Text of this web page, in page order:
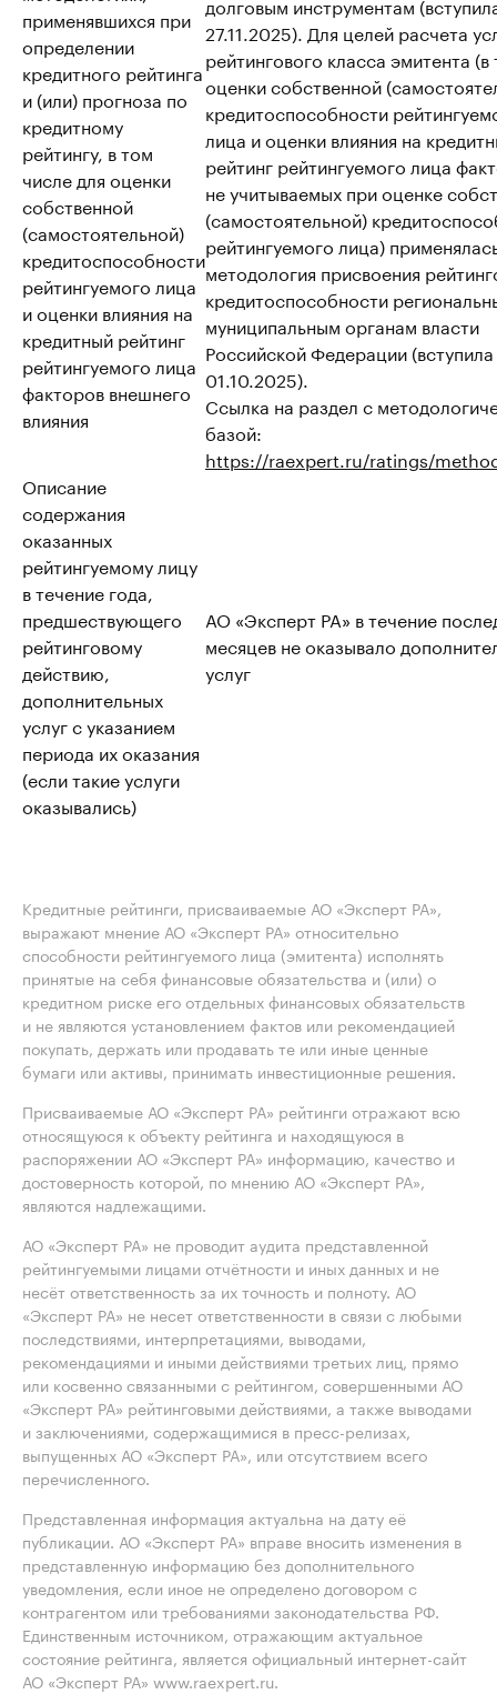
применявшихся при
определении
кредитного рейтинга
и (или) прогноза по
кредитному
рейтингу, в том
числе для оценки
собственной
(самостоятельной)
кредитоспособности
рейтингуемого лица
и оценки влияния на
кредитный рейтинг
рейтингуемого лица
факторов внешнего
влияния
27.11.2025). Для целей расчета
рейтингового класса эмитента (в
оценки собственной
кредитоспособности
лица и оценки влияния на
рейтинг рейтингуемого лица
не учитываемых при оценке
(самостоятельной)
рейтингуемого лица)
методология присвоения
кредитоспособности
муниципальным органам власти
Российской Федерации (вступила
01.10.2025).
Ссылка на раздел с
базой:
https://raexpert.ru/ratings/
Описание
содержания
оказанных
рейтингуемому лицу
в течение года,
предшествующего
рейтинговому
действию,
дополнительных
услуг с указанием
периода их оказания
(если такие услуги
оказывались)
АО «Эксперт РА» в течение
месяцев не оказывало
услуг
Кредитные рейтинги, присваиваемые АО «Эксперт РА»,
выражают мнение АО «Эксперт РА» относительно
способности рейтингуемого лица (эмитента) исполнять
принятые на себя финансовые обязательства и (или) о
кредитном риске его отдельных финансовых обязательств
и не являются установлением фактов или рекомендацией
покупать, держать или продавать те или иные ценные
бумаги или активы, принимать инвестиционные решения.
Присваиваемые АО «Эксперт РА» рейтинги отражают всю
относящуюся к объекту рейтинга и находящуюся в
распоряжении АО «Эксперт РА» информацию, качество и
достоверность которой, по мнению АО «Эксперт РА»,
являются надлежащими.
АО «Эксперт РА» не проводит аудита представленной
рейтингуемыми лицами отчётности и иных данных и не
несёт ответственность за их точность и полноту. АО
«Эксперт РА» не несет ответственности в связи с любыми
последствиями, интерпретациями, выводами,
рекомендациями и иными действиями третьих лиц, прямо
или косвенно связанными с рейтингом, совершенными АО
«Эксперт РА» рейтинговыми действиями, а также выводами
и заключениями, содержащимися в пресс-релизах,
выпущенных АО «Эксперт РА», или отсутствием всего
перечисленного.
Представленная информация актуальна на дату её
публикации. АО «Эксперт РА» вправе вносить изменения в
представленную информацию без дополнительного
уведомления, если иное не определено договором с
контрагентом или требованиями законодательства РФ.
Единственным источником, отражающим актуальное
состояние рейтинга, является официальный интернет-сайт
АО «Эксперт РА» www.raexpert.ru.